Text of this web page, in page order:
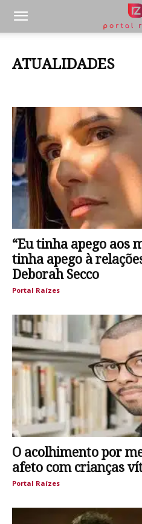
ATUALIDADES
Notícias
Pais e Filhos Pets
Receitas
Saúde e Bem Estar
Utilidade pública
“Eu tinha apego aos
tinha apego à
Deborah Secco
Portal Raízes
O acolhimento por
afeto com crianças
Portal Raízes